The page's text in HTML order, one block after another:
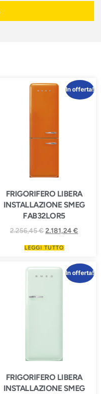
In offerta!
FRIGORIFERO LIBERA
INSTALLAZIONE SMEG
FAB32LOR5
2.256,45€2.181,24€
LEGGI TUTTO
In offerta!
FRIGORIFERO LIBERA
INSTALLAZIONE SMEG